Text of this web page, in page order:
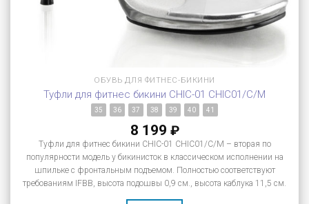
ОБУВЬ ДЛЯ ФИТНЕС-БИКИНИ
Туфли для фитнес бикини CHIC-01 CHIC01/C/M
35 36 37 38 39 40 41
8 199 ₽
Туфли для фитнес бикини CHIC-01 CHIC01/C/M – вторая по
популярности модель у бикинисток в классическом исполнении на
шпильке с фронтальным подъемом. Полностью соответствуют
требованиям IFBB, высота подошвы 0,9 см., высота каблука 11,5 см.